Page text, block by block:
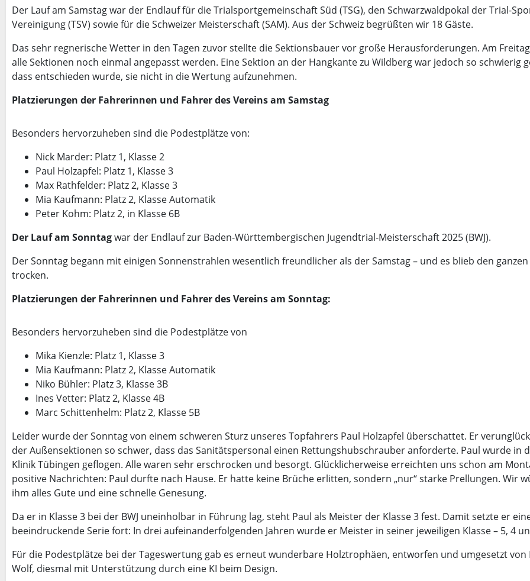
Der Lauf am Samstag war der Endlauf für die Trialsportgemeinschaft Süd (TSG), den Schwarzwaldpokal der Trial-
Vereinigung (TSV) sowie für die Schweizer Meisterschaft (SAM). Aus der Schweiz begrüßten wir 18 Gäste.
Das sehr regnerische Wetter in den Tagen zuvor stellte die Sektionsbauer vor große Herausforderungen. Am
alle Sektionen noch einmal angepasst werden. Eine Sektion an der Hangkante zu Wildberg war jedoch so schwierig
dass entschieden wurde, sie nicht in die Wertung aufzunehmen.
Platzierungen der Fahrerinnen und Fahrer des Vereins am Samstag
Besonders hervorzuheben sind die Podestplätze von:
Nick Marder: Platz 1, Klasse 2
Paul Holzapfel: Platz 1, Klasse 3
Max Rathfelder: Platz 2, Klasse 3
Mia Kaufmann: Platz 2, Klasse Automatik
Peter Kohm: Platz 2, in Klasse 6B
Der Lauf am Sonntagwar der Endlauf zur Baden-Württembergischen Jugendtrial-Meisterschaft 2025 (BWJ).
Der Sonntag begann mit einigen Sonnenstrahlen wesentlich freundlicher als der Samstag – und es blieb den
trocken.
Platzierungen der Fahrerinnen und Fahrer des Vereins am Sonntag:
Besonders hervorzuheben sind die Podestplätze von
Mika Kienzle: Platz 1, Klasse 3
Mia Kaufmann: Platz 2, Klasse Automatik
Niko Bühler: Platz 3, Klasse 3B
Ines Vetter: Platz 2, Klasse 4B
Marc Schittenhelm: Platz 2, Klasse 5B
Leider wurde der Sonntag von einem schweren Sturz unseres Topfahrers Paul Holzapfel überschattet. Er
der Außensektionen so schwer, dass das Sanitätspersonal einen Rettungshubschrauber anforderte. Paul wurde in
Klinik Tübingen geflogen. Alle waren sehr erschrocken und besorgt. Glücklicherweise erreichten uns schon am
positive Nachrichten: Paul durfte nach Hause. Er hatte keine Brüche erlitten, sondern „nur“ starke Prellungen. Wir
ihm alles Gute und eine schnelle Genesung.
Da er in Klasse 3 bei der BWJ uneinholbar in Führung lag, steht Paul als Meister der Klasse 3 fest. Damit setzte er
beeindruckende Serie fort: In drei aufeinanderfolgenden Jahren wurde er Meister in seiner jeweiligen Klasse – 5, 4
Für die Podestplätze bei der Tageswertung gab es erneut wunderbare Holztrophäen, entworfen und umgesetzt von
Wolf, diesmal mit Unterstützung durch eine KI beim Design.